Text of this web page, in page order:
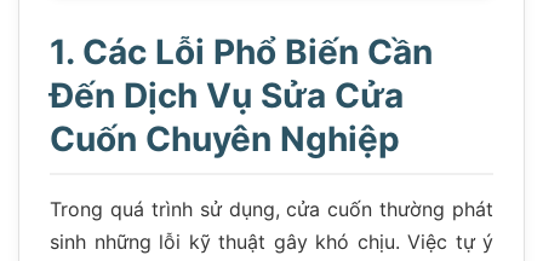
1. Các Lỗi Phổ Biến Cần
Đến Dịch Vụ Sửa Cửa
Cuốn Chuyên Nghiệp
Trong quá trình sử dụng, cửa cuốn thường phát
sinh những lỗi kỹ thuật gây khó chịu. Việc tự ý